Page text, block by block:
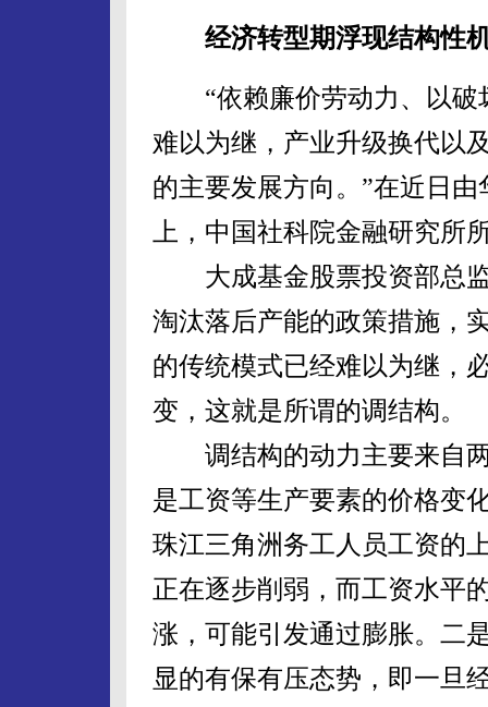
经济转型期浮现结构性
“依赖廉价劳动力、以破
难以为继，产业升级换代以
的主要发展方向。”在近日
上，中国社科院金融研究所
大成基金股票投资部总监
淘汰落后产能的政策措施，
的传统模式已经难以为继，
变，这就是所谓的调结构。
调结构的动力主要来自两
是工资等生产要素的价格变
珠江三角洲务工人员工资的
正在逐步削弱，而工资水平
涨，可能引发通过膨胀。二
显的有保有压态势，即一旦